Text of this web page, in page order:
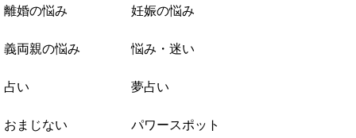
離婚の悩み 妊娠の悩み
義両親の悩み 悩み・迷い
占い 夢占い
おまじない パワースポット